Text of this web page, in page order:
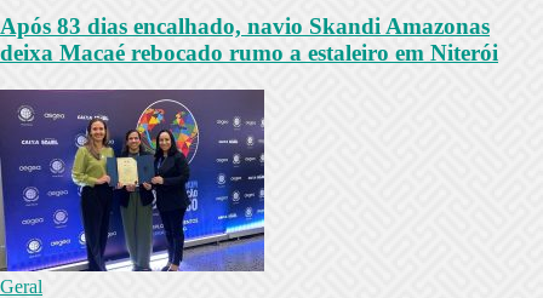
Após 83 dias encalhado, navio Skandi Amazonas
deixa Macaé rebocado rumo a estaleiro em Niterói
Geral